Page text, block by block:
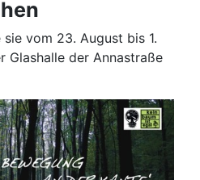
vom 23. August bis 1.
Glashalle der Annastraße